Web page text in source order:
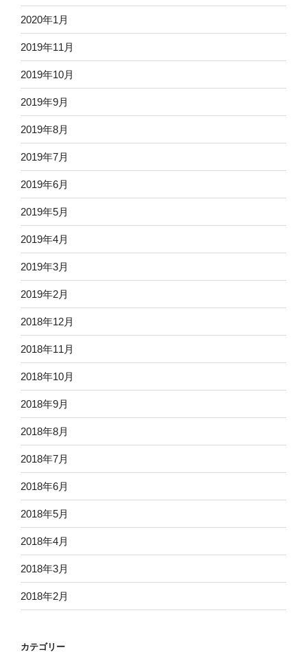
2020年1月
2019年11月
2019年10月
2019年9月
2019年8月
2019年7月
2019年6月
2019年5月
2019年4月
2019年3月
2019年2月
2018年12月
2018年11月
2018年10月
2018年9月
2018年8月
2018年7月
2018年6月
2018年5月
2018年4月
2018年3月
2018年2月
カテゴリー